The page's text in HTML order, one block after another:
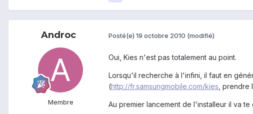
Androc
Membre
Posté(e) 19 octobre 2010 (modifié)
Oui, Kies n'est pas totalement au point.
Lorsqu'il recherche à l'infini, il faut en
(http://fr.samsungmobile.com/kies ,
Au premier lancement de l'installeur il va